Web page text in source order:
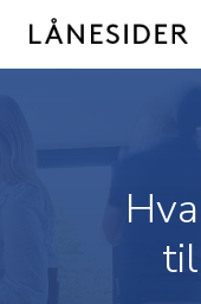
content